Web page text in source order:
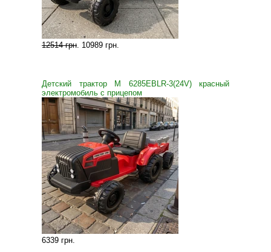
12514 грн. 10989 грн.
Детский трактор M 6285EBLR-3(24V) красный
электромобиль с прицепом
6339 грн.